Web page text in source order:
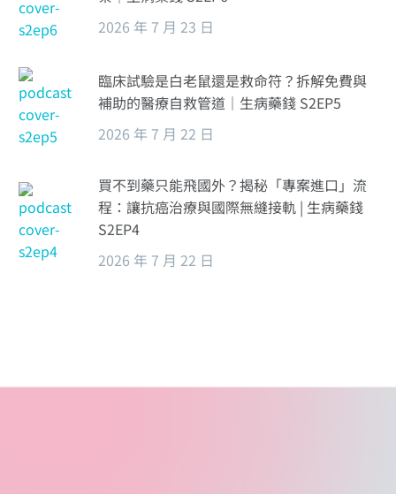
2026 年 7 月 23 日
臨床試驗是白老鼠還是救命符？拆解免費與
補助的醫療自救管道｜生病藥錢 S2EP5
2026 年 7 月 22 日
買不到藥只能飛國外？揭秘「專案進口」流
程：讓抗癌治療與國際無縫接軌 | 生病藥錢
S2EP4
2026 年 7 月 22 日